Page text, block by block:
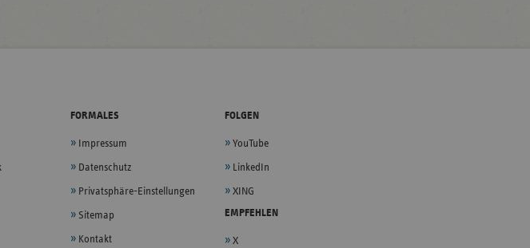
FORMALES
Impressum
Datenschutz
Privatsphäre-Einstellungen
Sitemap
Kontakt
FOLGEN
YouTube
LinkedIn
XING
EMPFEHLEN
X